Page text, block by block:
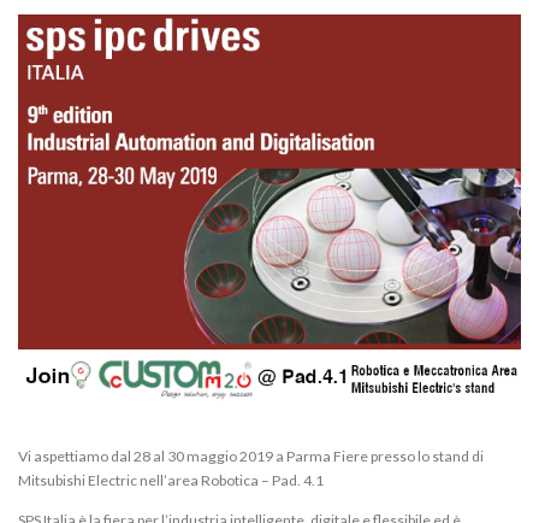
Vi aspettiamo dal 28 al 30 maggio 2019 a Parma Fiere presso lo stand di
Mitsubishi Electric nell’area Robotica – Pad. 4.1